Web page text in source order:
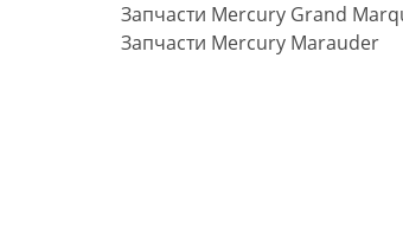
Запчасти Mercury Grand
Запчасти Mercury Marauder